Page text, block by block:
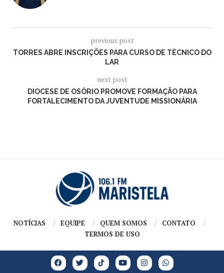
previous post
TORRES ABRE INSCRIÇÕES PARA CURSO DE TÉCNICO DO
LAR
next post
DIOCESE DE OSÓRIO PROMOVE FORMAÇÃO PARA
FORTALECIMENTO DA JUVENTUDE MISSIONÁRIA
NOTÍCIAS EQUIPE QUEM SOMOS
CONTATO
TERMOS DE USO